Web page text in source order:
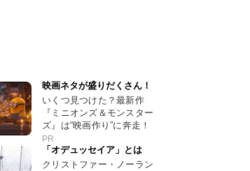
映画ネタが盛りだくさん！
いくつ見つけた？最新作
『ミニオンズ＆モンスター
ズ』は“映画作り”に奔走！
PR
「オデュッセイア」とは
クリストファー・ノーラン